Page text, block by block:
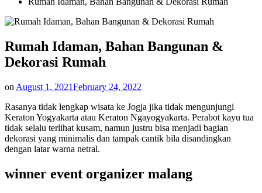
Rumah Idaman, Bahan Bangunan &
Dekorasi Rumah
on August 1, 2021February 24, 2022
Rasanya tidak lengkap wisata ke Jogja jika tidak mengunjungi
Keraton Yogyakarta atau Keraton Ngayogyakarta. Perabot kayu tua
tidak selalu terlihat kusam, namun justru bisa menjadi bagian
dekorasi yang minimalis dan tampak cantik bila disandingkan
dengan latar warna netral.
winner event organizer malang